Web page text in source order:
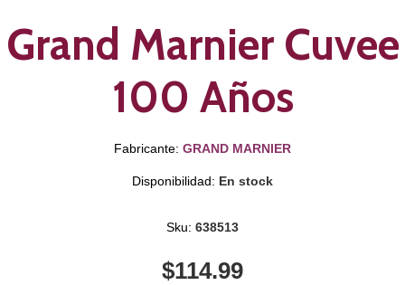
Grand Marnier Cuvee
100 Años
Fabricante: GRAND MARNIER
Disponibilidad: En stock
Sku: 638513
$114.99